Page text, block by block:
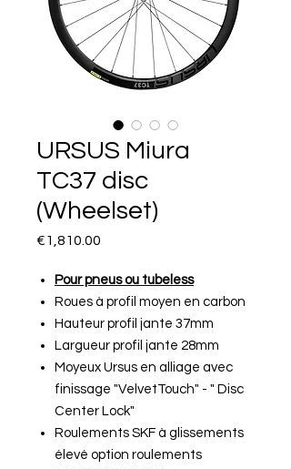
URSUS Miura
TC37 disc
(Wheelset)
€1,810.00
Pour pneus ou tubeless
Roues à profil moyen en carbon
Hauteur profil jante 37mm
Largueur profil jante 28mm
Moyeux Ursus en alliage avec
finissage "VelvetTouch" - " Disc
Center Lock"
Roulements SKF à glissements
élevé option roulements